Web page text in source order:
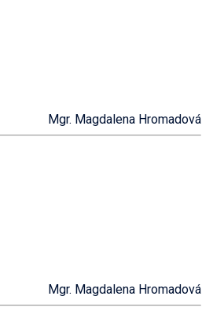
Mgr. Magdalena Hromadová
Mgr. Magdalena Hromadová